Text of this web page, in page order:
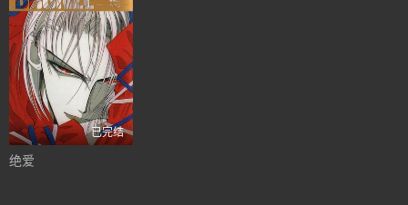
已完结
绝爱